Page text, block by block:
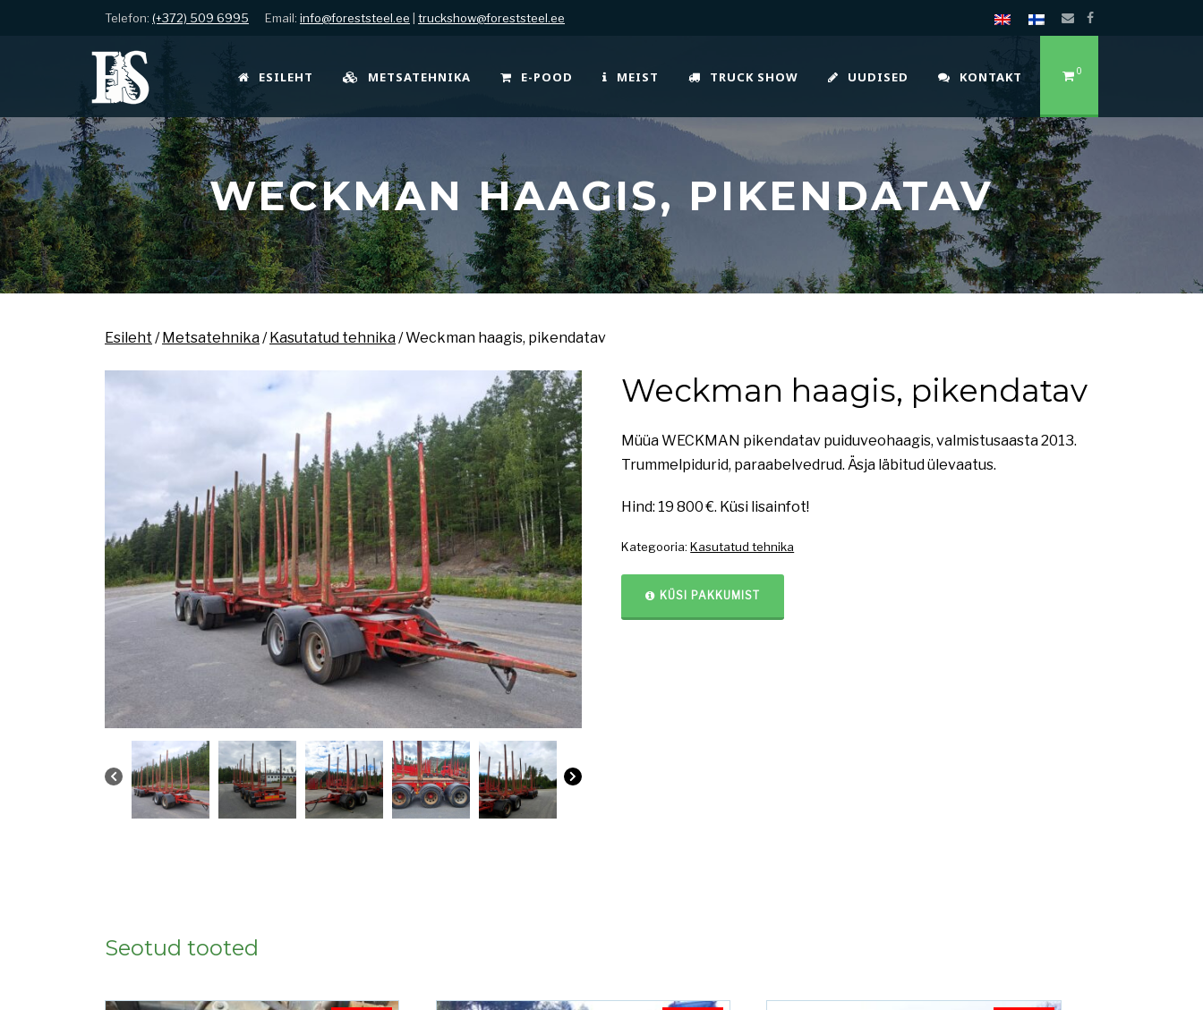
Telefon: (+372) 509 6995 Email: info@foreststeel.ee truckshow@foreststeel.ee
ESILEHT METSATEHNIKA E-POOD MEIST TRUCK SHOW UUDISED KONTAKT 0
WECKMAN HAAGIS, PIKENDATAV
Esileht /Metsatehnika/Kasutatud tehnika/ Weckman haagis, pikendatav
Weckman haagis, pikendatav
Müüa WECKMAN pikendatav puiduveohaagis, valmistusaasta 2013.
Trummelpidurid, paraabelvedrud. Äsja läbitud ülevaatus.
Hind: 19 800 €. Küsi lisainfot!
Kategooria:Kasutatud tehnika
KÜSI PAKKUMIST
Seotud tooted